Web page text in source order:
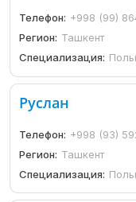
Телефон: +998 (99)
Регион: Ташкент
Специализация: Полы
Руслан
Телефон: +998 (93)
Регион: Ташкент
Специализация: Полы